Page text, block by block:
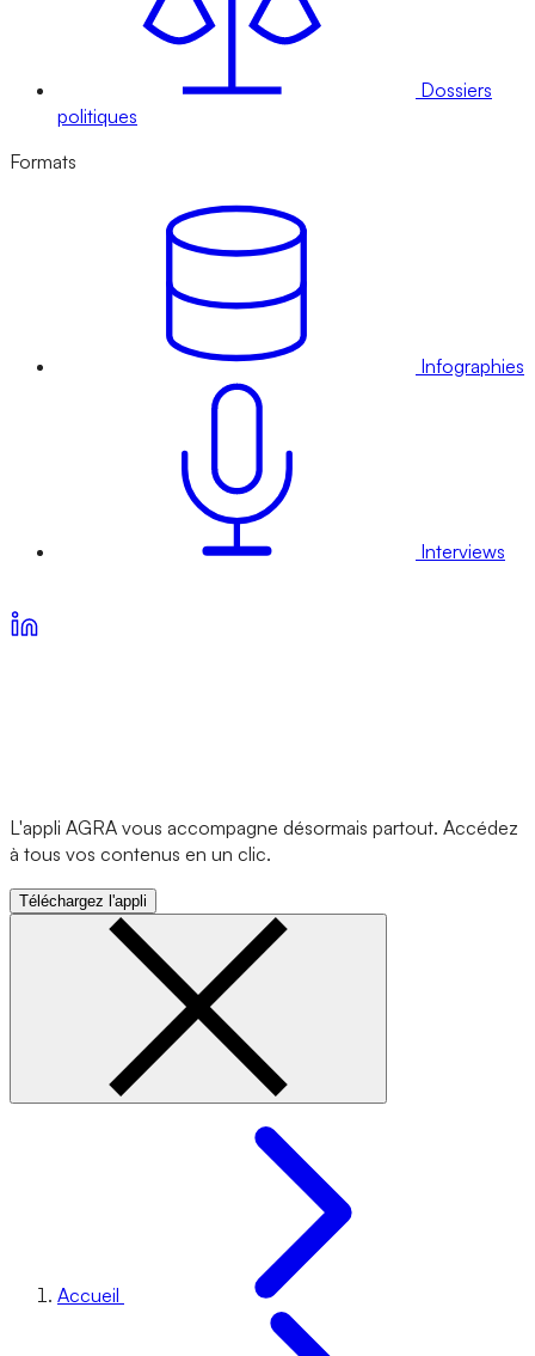
Dossiers
politiques
Formats
Infographies
Interviews
L'appli AGRA vous accompagne désormais partout. Accédez
à tous vos contenus en un clic.
Téléchargez l'appli
Accueil